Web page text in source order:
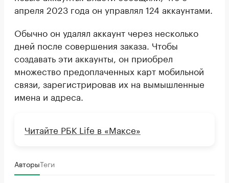
апреля 2023 года он управлял 124 аккаунтами.
Обычно он удалял аккаунт через несколько
дней после совершения заказа. Чтобы
создавать эти аккаунты, он приобрел
множество предоплаченных карт мобильной
связи, зарегистрировав их на вымышленные
имена и адреса.
Читайте РБК Life в «Максе»
АвторыТеги